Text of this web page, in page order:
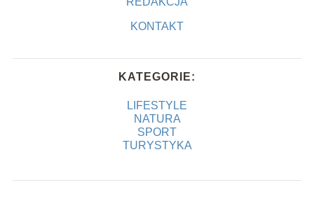
KONTAKT
KATEGORIE:
LIFESTYLE
NATURA
SPORT
TURYSTYKA